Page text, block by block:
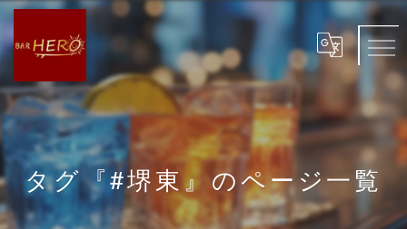
タグ『#堺東』のページ一覧